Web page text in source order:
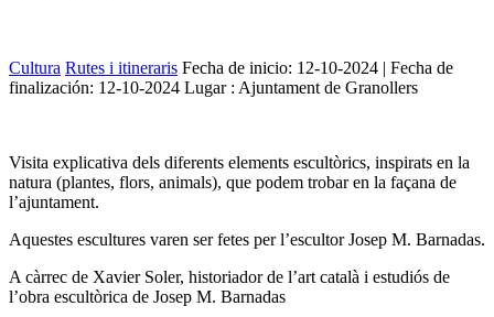
Cultura Rutes i itineraris Fecha de inicio: 12-10-2024 | Fecha de
finalización: 12-10-2024 Lugar : Ajuntament de Granollers
Visita explicativa dels diferents elements escultòrics, inspirats en la
natura (plantes, flors, animals), que podem trobar en la façana de
l’ajuntament.
Aquestes escultures varen ser fetes per l’escultor Josep M. Barnadas.
A càrrec de Xavier Soler, historiador de l’art català i estudiós de
l’obra escultòrica de Josep M. Barnadas